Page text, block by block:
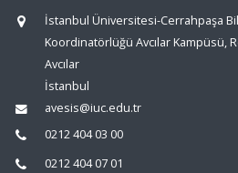
İstanbul Üniversitesi-Cerrahpaşa
Koordinatörlüğü Avcılar Kampüsü,
Avcılar
İstanbul
avesis@iuc.edu.tr
0212 404 03 00
0212 404 07 01